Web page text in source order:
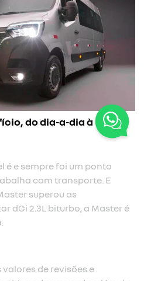
do dia-a-dia à
é e sempre foi um ponto
com transporte. E
superou as
dCi 2.3L biturbo, a Master é
de revisões e